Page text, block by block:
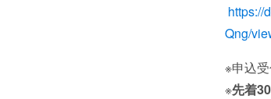
https://
Qng/
※申込
※先着